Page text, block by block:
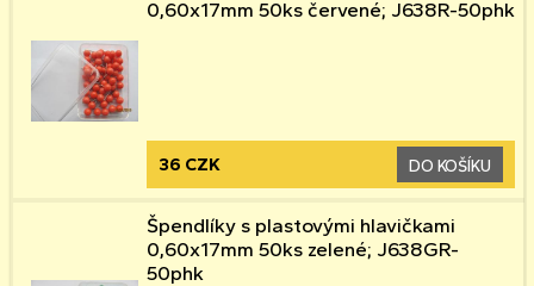
0,60x17mm 50ks červené; J638R-50phk
36 CZK DO KOŠÍKU
Špendlíky s plastovými hlavičkami
0,60x17mm 50ks zelené; J638GR-
50phk